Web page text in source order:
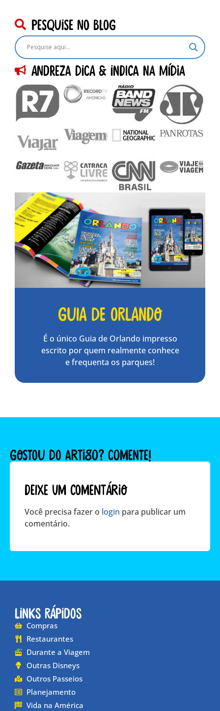
pesquise no blog
Andreza dica & indica na Mídia
Guia de Orlando
É o único Guia de Orlando impresso
escrito por quem realmente conhece
e frequenta os parques!
GOSTOU DO ARTIGO? COMENTE!
Deixe um comentário
Você precisa fazer o login para publicar um
comentário.
Links Rápidos
Compras
Restaurantes
Durante a Viagem
Outras Disneys
Outros Passeios
Planejamento
Vida na América